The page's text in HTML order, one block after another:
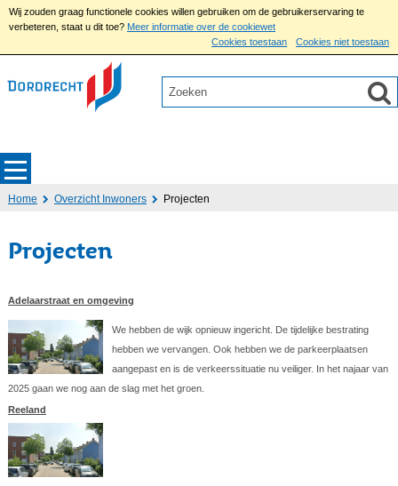
Wij zouden graag functionele cookies willen gebruiken om de gebruikerservaring te
verbeteren, staat u dit toe? Meer informatie over de cookiewet
Cookies toestaan
Cookies niet toestaan
Home Overzicht Inwoners Projecten
Projecten
Adelaarstraat en omgeving
We hebben de wijk opnieuw ingericht. De tijdelijke bestrating
hebben we vervangen. Ook hebben we de parkeerplaatsen
aangepast en is de verkeerssituatie nu veiliger. In het najaar van
2025 gaan we nog aan de slag met het groen.
Reeland